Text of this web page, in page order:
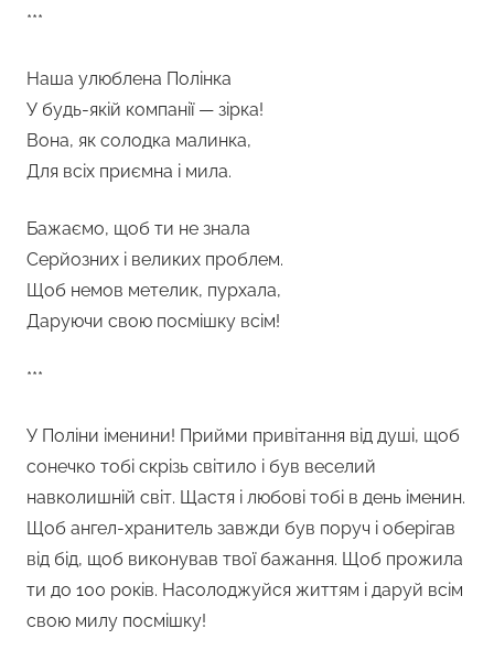
***
Наша улюблена Полінка
У будь-якій компанії — зірка!
Вона, як солодка малинка,
Для всіх приємна і мила.
Бажаємо, щоб ти не знала
Серйозних і великих проблем.
Щоб немов метелик, пурхала,
Даруючи свою посмішку всім!
***
У Поліни іменини! Прийми привітання від душі, щоб
сонечко тобі скрізь світило і був веселий
навколишній світ. Щастя і любові тобі в день іменин.
Щоб ангел-хранитель завжди був поруч і оберігав
від бід, щоб виконував твої бажання. Щоб прожила
ти до 100 років. Насолоджуйся життям і даруй всім
свою милу посмішку!